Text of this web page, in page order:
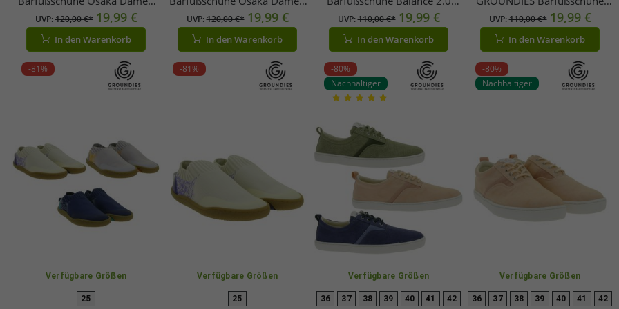
Low-Top Sneaker mit
TrueSense Sohle Schnür-
Schuhe GND-180262 Weiß
UVP:120,00 €* 19,99 €
In den Warenkorb
Low-Top Sneaker mit
TrueSense Sohle Schnür-
Schuhe GND-180262-03 Beige
UVP:120,00 €* 19,99 €
In den Warenkorb
Damen Low-Top Mesh-Sneaker
mit TrueSense Sohle Schnür-
Schuhe GND-130259-02 Weiß
UVP:110,00 €* 19,99 €
In den Warenkorb
Lima Herren Low-Top Sneaker
aus Portugal mit TrueSense
Sohle Canvas Schnür-Schuhe
GND-230177-10 Khaki
UVP:110,00 €* 19,99 €
In den Warenkorb
-81%
Verfügbare Größen
25
-81%
Verfügbare Größen
25
-80%
Nachhaltiger
Verfügbare Größen
36 37 38 39 40 41 42
-80%
Nachhaltiger
Verfügbare Größen
36 37 38 39 40 41 42